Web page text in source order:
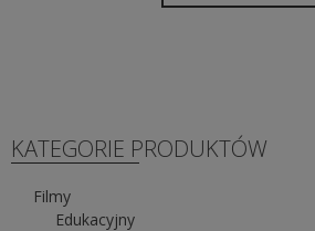
KATEGORIE PRODUKTÓW
Filmy
Edukacyjny